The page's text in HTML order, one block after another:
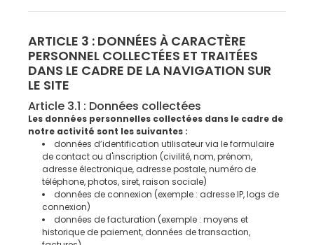
ARTICLE 3 : DONNÉES À CARACTÈRE
PERSONNEL COLLECTÉES ET TRAITÉES
DANS LE CADRE DE LA NAVIGATION SUR
LE SITE
Article 3.1 : Données collectées
Les données personnelles collectées dans le cadre de
notre activité sont les suivantes :
données d’identification utilisateur via le formulaire
de contact ou d'inscription (civilité, nom, prénom,
adresse électronique, adresse postale, numéro de
téléphone, photos, siret, raison sociale)
données de connexion (exemple : adresse IP, logs de
connexion)
données de facturation (exemple : moyens et
historique de paiement, données de transaction,